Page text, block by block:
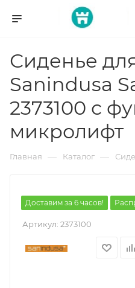
Сиденье
Sanindusa
2373100 с
микролифт
Главная — Каталог —
Доставим за 6 часов!
Артикул: 2373100